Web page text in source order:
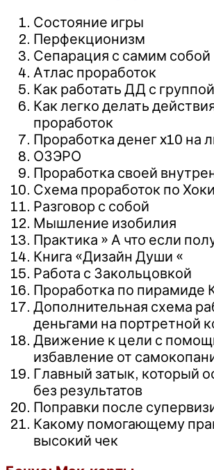
Состояние игры
Перфекционизм
Сепарация с самим собой
Атлас проработок
Как работать ДД с группой
Как легко делать
проработок
Проработка денег x10 на
ОЗЭРО
Проработка своей
Схема проработок по
Разговор с собой
Мышление изобилия
Практика » А что если
Книга «Дизайн Души «
Работа с Закольцовкой
Проработка по пирамиде
Дополнительная схема
деньгами на портретной
Движение к цели с
избавление от
Главный затык, который
без результатов
Поправки после
Какому помогающему
высокий чек